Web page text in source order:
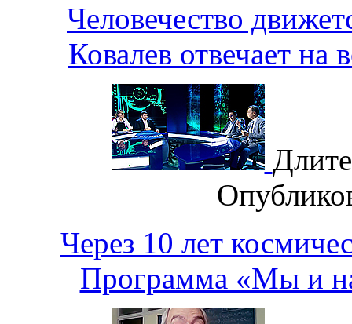
Человечество
Ковалев отвечает
Через 10 лет
Программа «Мы и